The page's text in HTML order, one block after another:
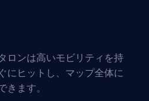
ロンは高いモビリティを持
にヒットし、マップ全体に
ます。